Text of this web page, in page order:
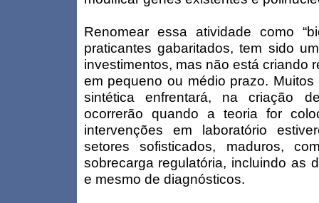
Renomear essa atividade como
praticantes gabaritados, tem sido
investimentos, mas não está criando
em pequeno ou médio prazo.
sintética enfrentará, na criação
ocorrerão quando a teoria for
intervenções em laboratório
setores sofisticados, maduros,
sobrecarga regulatória, incluindo as
e mesmo de diagnósticos.